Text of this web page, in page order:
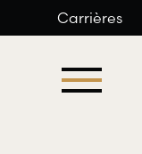
Carrières